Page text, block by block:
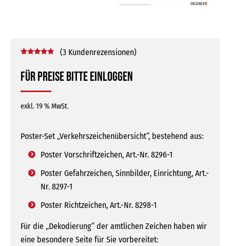
Für Preise bitte einloggen
5.00
basierend
Kundenbewertungen
(3 Kundenrezensionen)
exkl. 19 % MwSt.
Poster-Set „Verkehrszeichenübersicht“, bestehend aus:
Poster Vorschriftzeichen, Art.-Nr. 8296-1
Poster Gefahrzeichen, Sinnbilder, Einrichtung, Art.-
Nr. 8297-1
Poster Richtzeichen, Art.-Nr. 8298-1
Für die „Dekodierung“ der amtlichen Zeichen haben wir
eine besondere Seite für Sie vorbereitet: